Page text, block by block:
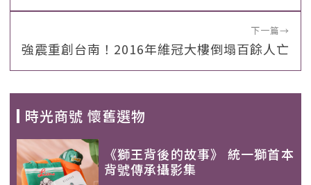
下一篇→
強震重創台南！2016年維冠大樓倒塌百餘人亡
時光商號 懷舊選物
《獅王背後的故事》 統一獅首本
背號傳承攝影集